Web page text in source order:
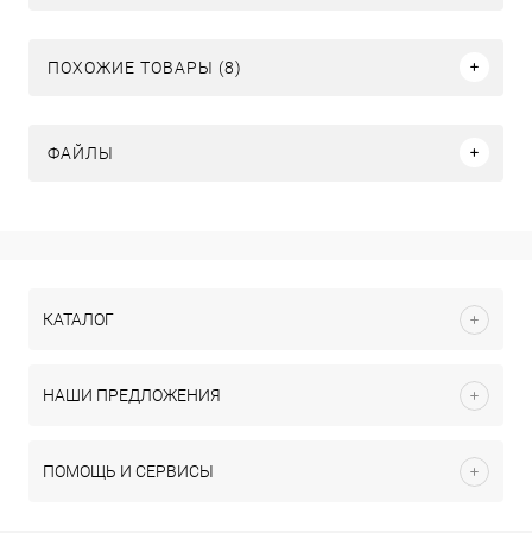
ПОХОЖИЕ ТОВАРЫ (8)
ФАЙЛЫ
КАТАЛОГ
НАШИ ПРЕДЛОЖЕНИЯ
ПОМОЩЬ И СЕРВИСЫ